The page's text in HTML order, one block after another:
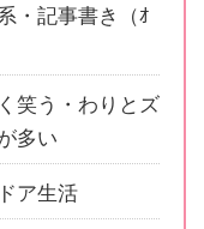
・記事書き（ｵ
笑う・わりとズ
多い
ア生活